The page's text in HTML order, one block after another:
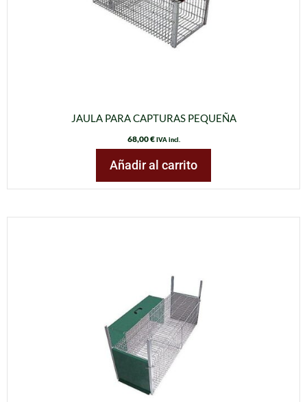
JAULA PARA CAPTURAS PEQUEÑA
68,00€ IVA incl.
Añadir al carrito